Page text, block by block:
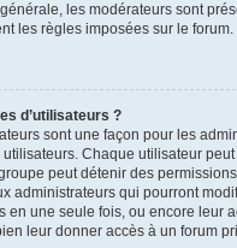
les modérateurs sont
les règles imposées sur le forum.
d’utilisateurs ?
sont une façon pour les
Chaque utilisateur
peut détenir des
administrateurs qui pourront
en une seule fois, ou encore leur
leur donner accès à un forum